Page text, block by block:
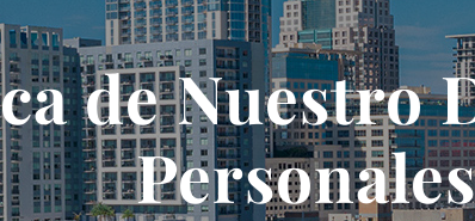
EN LA COMUNIDAD
LESIONES CEREBRALES
MUERTE POR NEGLIGENCIA
VER MÁS
de Nuestro